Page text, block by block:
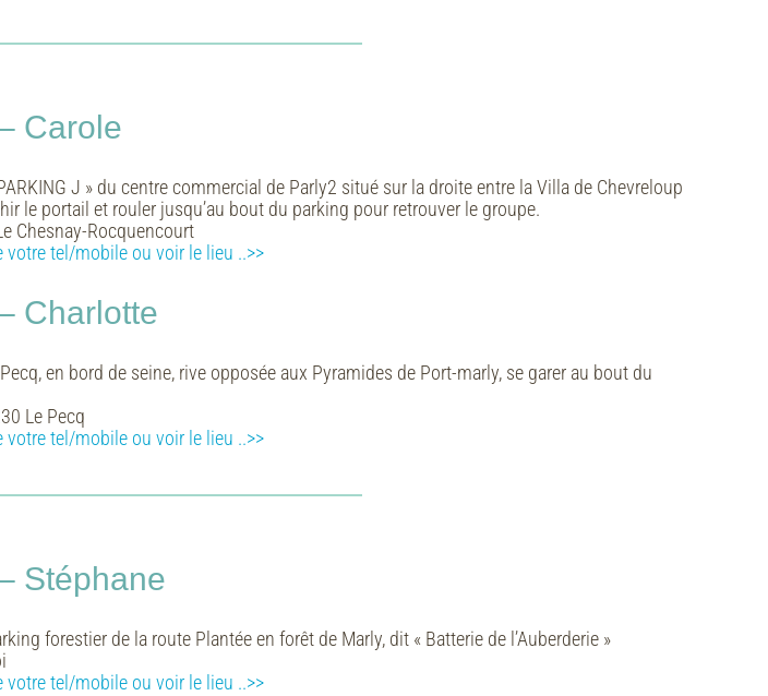
Carole
J » du centre commercial de Parly2 situé sur la droite entre la Villa de Chevreloup
le portail et rouler jusqu’au bout du parking pour retrouver le groupe.
Chesnay-Rocquencourt
votre tel/mobile ou voir le lieu ..>>
Charlotte
en bord de seine, rive opposée aux Pyramides de Port-marly, se garer au bout du
Le Pecq
votre tel/mobile ou voir le lieu ..>>
Stéphane
forestier de la route Plantée en forêt de Marly, dit « Batterie de l’Auberderie »
votre tel/mobile ou voir le lieu ..>>